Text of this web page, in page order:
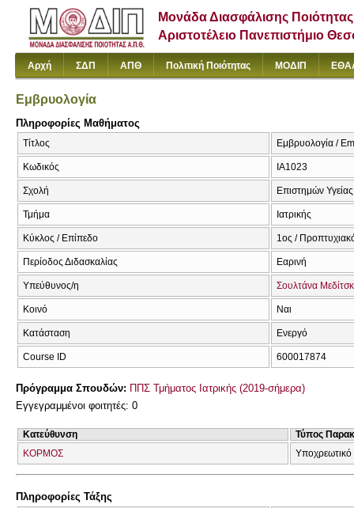
Μονάδα Διασφάλισης Ποιότητας
Αριστοτέλειο Πανεπιστήμιο
Αρχή ΣΔΠ ΑΠΘ Πολιτική Ποιότητας ΜΟΔΙΠ
Εμβρυολογία
Πληροφορίες Μαθήματος
Τίτλος Εμβρυολογία /
Κωδικός ΙΑ1023
Σχολή Επιστημών Υγείας
Τμήμα Ιατρικής
Κύκλος / Επίπεδο 1ος /
Περίοδος Διδασκαλίας Εαρινή
Υπεύθυνος/η Σουλτάνα
Κοινό Ναι
Κατάσταση Ενεργό
Course ID 600017874
Πρόγραμμα Σπουδών: ΠΠΣ Τμήματος Ιατρικής (2019-σήμερα)
Εγγεγραμμένοι φοιτητές: 0
Κατεύθυνση
Τύπος
ΚΟΡΜΟΣ
Υποχρεωτικό
Πληροφορίες Τάξης